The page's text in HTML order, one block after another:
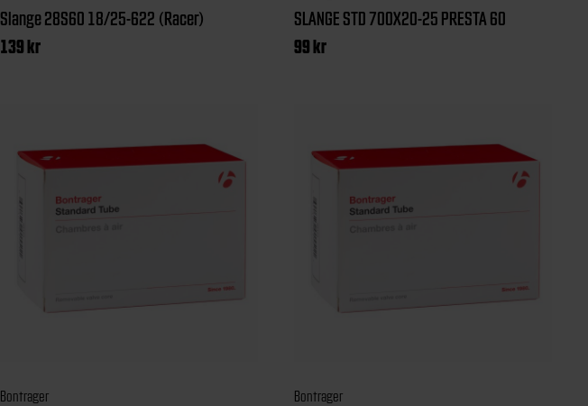
Slange 28S60 18/25-622 (Racer)
139kr
SLANGE STD 700X20-25 PRESTA 60
99kr
Bontrager Bontrager